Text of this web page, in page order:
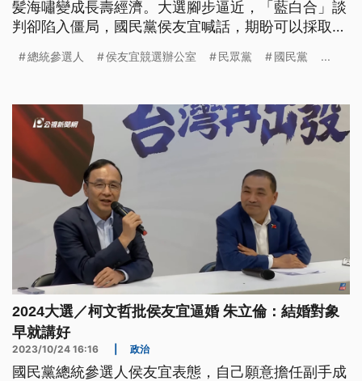
髪海嘯變成長壽經濟。大選腳步逼近，「藍白合」談
判卻陷入僵局，國民黨侯友宜喊話，期盼可以採取折
人，柯文哲則回應砒霜不論喝一罐或是喝半罐都會
總統參選人 侯友宜競選辦公室 民眾黨 國民黨 ...
2024大選／柯文哲批侯友宜逼婚 朱立倫：結婚對象
早就講好
2023/10/24 16:16 政治
國民黨總統參選人侯友宜表態，自己願意擔任副手成